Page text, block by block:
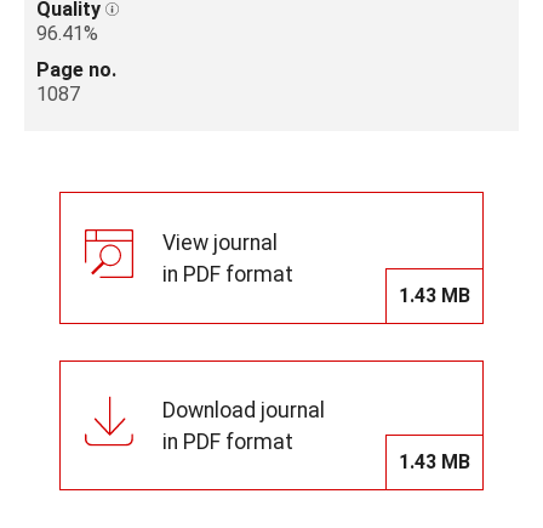
Quality
96.41%
Page no.
1087
View journal
in PDF format
1.43 MB
Download journal
in PDF format
1.43 MB